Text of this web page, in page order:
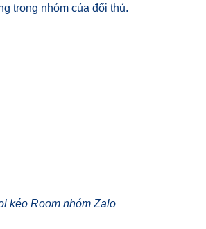
trong nhóm của đổi thủ.
kéo Room nhóm Zalo